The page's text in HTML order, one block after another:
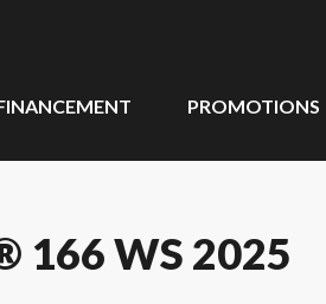
PROMOTIONS
166 WS 2025